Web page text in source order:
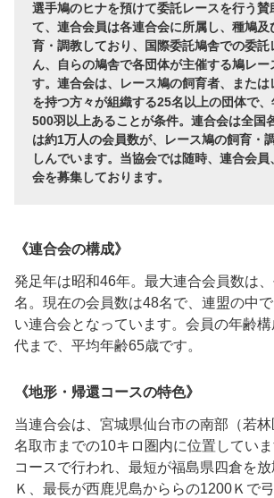
選手鳩のヒナを預けて委託レースを行う賛
て、連合会員は各連合会に所属し、種鳩及
育・調教しており、国際委託鳩舎での委託
ん、自らの鳩舎で各団体が主催する鳩レー
す。連合会は、レース鳩の飼育者、または
を持つ方々が組織する25名以上の団体で
500羽以上あることが条件。連合会は全国
は約1万人の会員数が、レース鳩の飼育・
しんでいます。当協会では随時、連合会員
会を募集しております。
《連合会の構成》
発足年は昭和46年。最大連合会員数は
名。現在の会員数は48名で、連盟の中
い連合会となっています。会員の年齢
代まで、平均年齢65歳です。
《地形・帰還コースの特色》
当連合会は、宮城県仙台市の南部（若
名取市までの10キロ圏内に位置してい
コースで行われ、最短が福島県四倉を
Ｋ、最長が西鹿児島かららの1200Ｋで